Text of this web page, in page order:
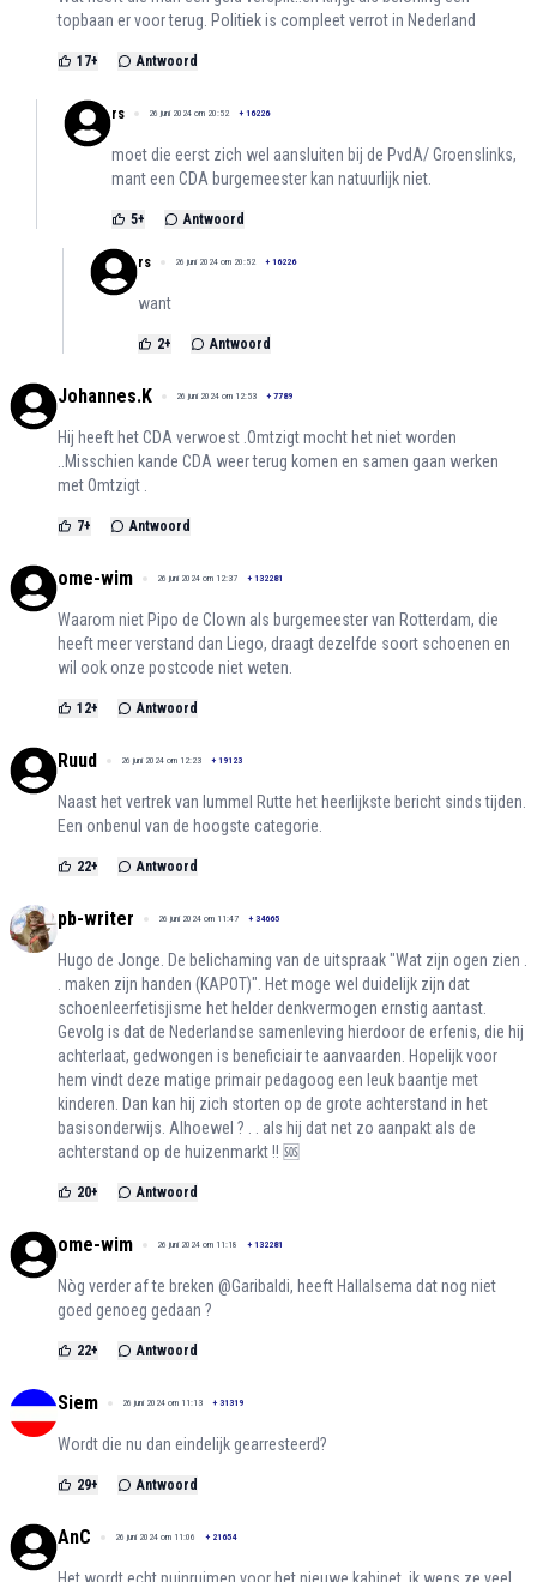
topbaan er voor terug. Politiek is compleet verrot in Nederland
17+ Antwoord
rs 26 juni 2024 om 20:52 + 16226
moet die eerst zich wel aansluiten bij de PvdA/ Groenslinks,
mant een CDA burgemeester kan natuurlijk niet.
5+ Antwoord
rs 26 juni 2024 om 20:52 + 16226
want
2+ Antwoord
Johannes.K 26 juni 2024 om 12:53 + 7789
Hij heeft het CDA verwoest .Omtzigt mocht het niet worden
..Misschien kande CDA weer terug komen en samen gaan werken
met Omtzigt .
7+ Antwoord
ome-wim 26 juni 2024 om 12:37 + 132281
Waarom niet Pipo de Clown als burgemeester van Rotterdam, die
heeft meer verstand dan Liego, draagt dezelfde soort schoenen en
wil ook onze postcode niet weten.
12+ Antwoord
Ruud 26 juni 2024 om 12:23 + 19123
Naast het vertrek van lummel Rutte het heerlijkste bericht sinds tijden.
Een onbenul van de hoogste categorie.
22+ Antwoord
pb-writer 26 juni 2024 om 11:47 + 34665
Hugo de Jonge. De belichaming van de uitspraak "Wat zijn ogen zien .
. maken zijn handen (KAPOT)". Het moge wel duidelijk zijn dat
schoenleerfetisjisme het helder denkvermogen ernstig aantast.
Gevolg is dat de Nederlandse samenleving hierdoor de erfenis, die hij
achterlaat, gedwongen is beneficiair te aanvaarden. Hopelijk voor
hem vindt deze matige primair pedagoog een leuk baantje met
kinderen. Dan kan hij zich storten op de grote achterstand in het
basisonderwijs. Alhoewel ? . . als hij dat net zo aanpakt als de
achterstand op de huizenmarkt !! 🆘
20+ Antwoord
ome-wim 26 juni 2024 om 11:18 + 132281
Nòg verder af te breken @Garibaldi, heeft Hallalsema dat nog niet
goed genoeg gedaan ?
22+ Antwoord
Siem 26 juni 2024 om 11:13 + 31319
Wordt die nu dan eindelijk gearresteerd?
29+ Antwoord
AnC 26 juni 2024 om 11:06 + 21654